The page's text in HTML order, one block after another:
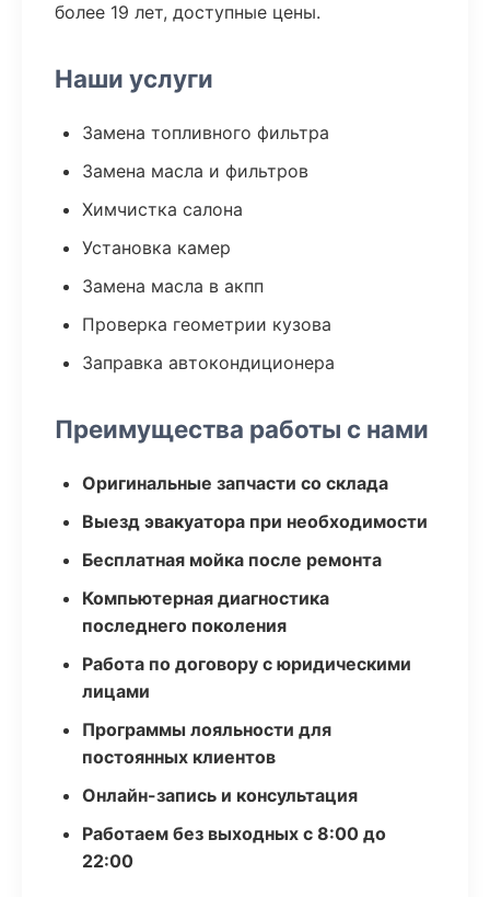
более 19 лет, доступные цены.
Наши услуги
Замена топливного фильтра
Замена масла и фильтров
Химчистка салона
Установка камер
Замена масла в акпп
Проверка геометрии кузова
Заправка автокондиционера
Преимущества работы с нами
Оригинальные запчасти со склада
Выезд эвакуатора при необходимости
Бесплатная мойка после ремонта
Компьютерная диагностика
последнего поколения
Работа по договору с юридическими
лицами
Программы лояльности для
постоянных клиентов
Онлайн-запись и консультация
Работаем без выходных с 8:00 до
22:00